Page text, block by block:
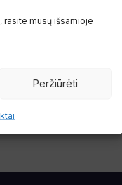
rasite mūsų išsamioje
Peržiūrėti